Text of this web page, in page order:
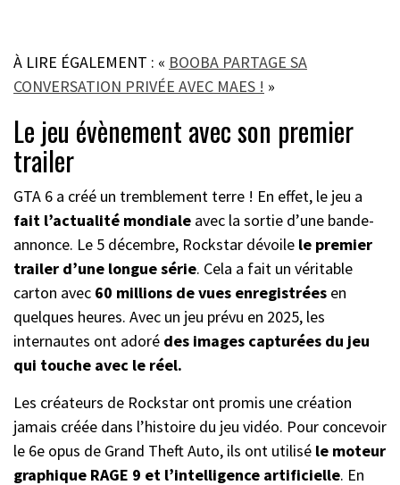
À LIRE ÉGALEMENT : « BOOBA PARTAGE SA
CONVERSATION PRIVÉE AVEC MAES ! »
Le jeu évènement avec son premier
trailer
GTA 6 a créé un tremblement terre ! En effet, le jeu a
fait l’actualité mondiale avec la sortie d’une bande-
annonce. Le 5 décembre, Rockstar dévoile le premier
trailer d’une longue série. Cela a fait un véritable
carton avec 60 millions de vues enregistrées en
quelques heures. Avec un jeu prévu en 2025, les
internautes ont adoré des images capturées du jeu
qui touche avec le réel.
Les créateurs de Rockstar ont promis une création
jamais créée dans l’histoire du jeu vidéo. Pour concevoir
le 6e opus de Grand Theft Auto, ils ont utilisé le moteur
graphique RAGE 9 et l’intelligence artificielle. En